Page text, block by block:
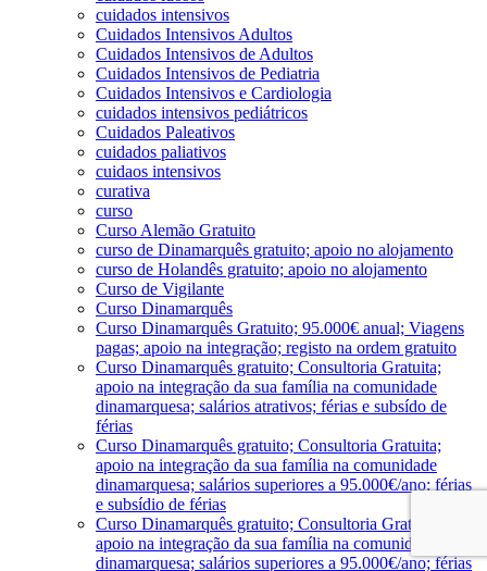
cuidados intensivos
Cuidados Intensivos Adultos
Cuidados Intensivos de Adultos
Cuidados Intensivos de Pediatria
Cuidados Intensivos e Cardiologia
cuidados intensivos pediátricos
Cuidados Paleativos
cuidados paliativos
cuidaos intensivos
curativa
curso
Curso Alemão Gratuito
curso de Dinamarquês gratuito; apoio no alojamento
curso de Holandês gratuito; apoio no alojamento
Curso de Vigilante
Curso Dinamarquês
Curso Dinamarquês Gratuito; 95.000€ anual; Viagens
pagas; apoio na integração; registo na ordem gratuito
Curso Dinamarquês gratuito; Consultoria Gratuita;
apoio na integração da sua família na comunidade
dinamarquesa; salários atrativos; férias e subsído de
férias
Curso Dinamarquês gratuito; Consultoria Gratuita;
apoio na integração da sua família na comunidade
dinamarquesa; salários superiores a 95.000€/ano; férias
e subsídio de férias
Curso Dinamarquês gratuito; Consultoria Gratuita;
apoio na integração da sua família na comunidade
dinamarquesa; salários superiores a 95.000€/ano; férias